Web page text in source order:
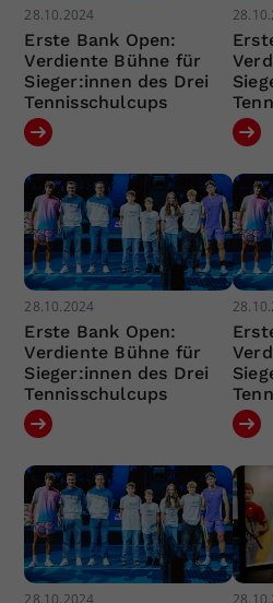
28.10.2024
Erste Bank Open:
Verdiente Bühne für
Sieger:innen des Drei
Tennisschulcups
28.10.2024
Erste Bank Open:
Verdiente Bühne für
Sieger:innen des Drei
Tennisschulcups
28.10.2024